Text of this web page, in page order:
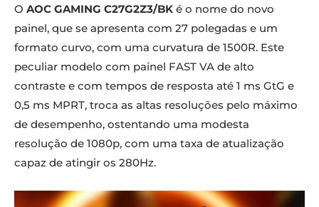
O AOC GAMING C27G2Z3/BK é o nome do novo
painel, que se apresenta com 27 polegadas e um
formato curvo, com uma curvatura de 1500R. Este
peculiar modelo com painel FAST VA de alto
contraste e com tempos de resposta até 1 ms GtG e
0,5 ms MPRT, troca as altas resoluções pelo máximo
de desempenho, ostentando uma modesta
resolução de 1080p, com uma taxa de atualização
capaz de atingir os 280Hz.